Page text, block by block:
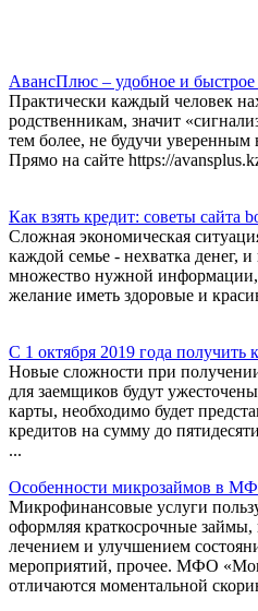
АвансПлюс – удобное и быстрое
Практически каждый человек
родственникам, значит
тем более, не будучи уверенным
Прямо на сайте https://
Как взять кредит: советы сайта
Сложная экономическая
каждой семье - нехватка денег,
множество нужной информации,
желание иметь здоровые и
С 1 октября 2019 года получить
Новые сложности при
для заемщиков будут
карты, необходимо будет
кредитов на сумму до
...
Особенности микрозаймов в
Микрофинансовые услуги
оформляя краткосрочные
лечением и улучшением
мероприятий, прочее. МФО
отличаются моментальной